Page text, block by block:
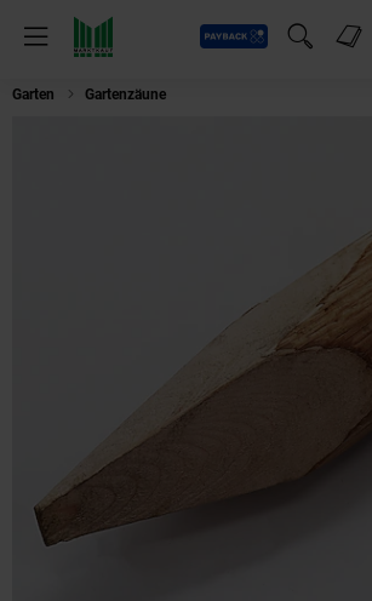
Menü
Payback
Suchfeld
Garten Gartenzäune